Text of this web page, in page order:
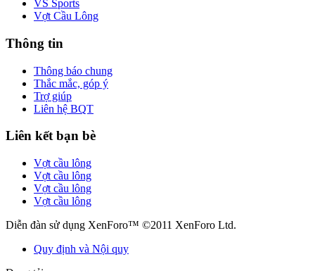
VS Sports
Vợt Cầu Lông
Thông tin
Thông báo chung
Thắc mắc, góp ý
Trợ giúp
Liên hệ BQT
Liên kết bạn bè
Vợt cầu lông
Vợt cầu lông
Vợt cầu lông
Vợt cầu lông
Diễn đàn sử dụng XenForo™ ©2011 XenForo Ltd.
Quy định và Nội quy